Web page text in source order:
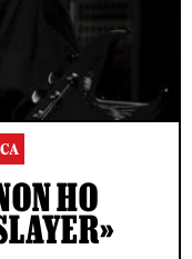
HO